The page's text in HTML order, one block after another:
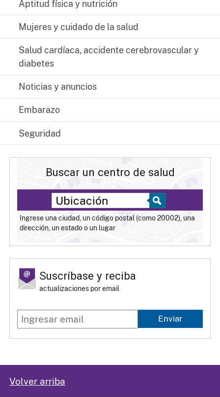
Aptitud física y nutrición
Mujeres y cuidado de la salud
Salud cardíaca, accidente cerebrovascular y
diabetes
Noticias y anuncios
Embarazo
Seguridad
Buscar un centro de salud
Ingrese una ciudad, un código postal (como 20002), una
dirección, un estado o un lugar
Suscríbase y reciba
actualizaciones por email
Enviar
Volver arriba